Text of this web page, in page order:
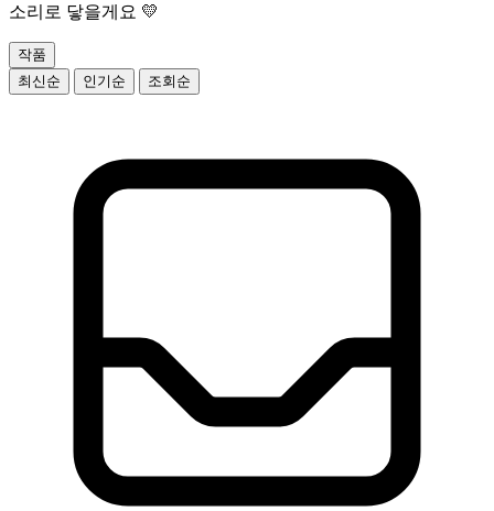
소리로 닿을게요 💛
작품
최신순
인기순 조회순